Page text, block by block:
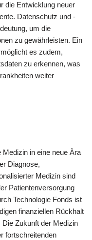
die Entwicklung neuer
Datenschutz und -
um die
zu gewährleisten. Ein
es zudem,
zu erkennen, was
weiter
in eine neue Ära
Diagnose,
Medizin sind
Patientenversorgung
Technologie Fonds ist
finanziellen Rückhalt
Zukunft der Medizin
fortschreitenden